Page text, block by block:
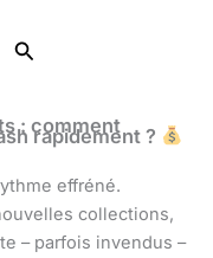
Rechercher
: comment
rapidement ?
effréné.
collections,
– parfois invendus –